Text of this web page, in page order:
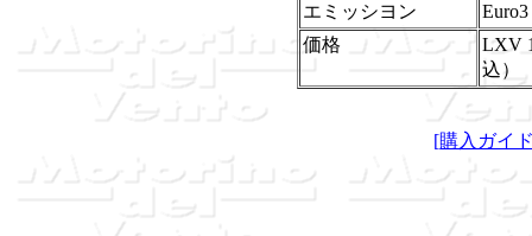
エミッシヨン
Euro3
価格
LXV
込）
[購入ガイ